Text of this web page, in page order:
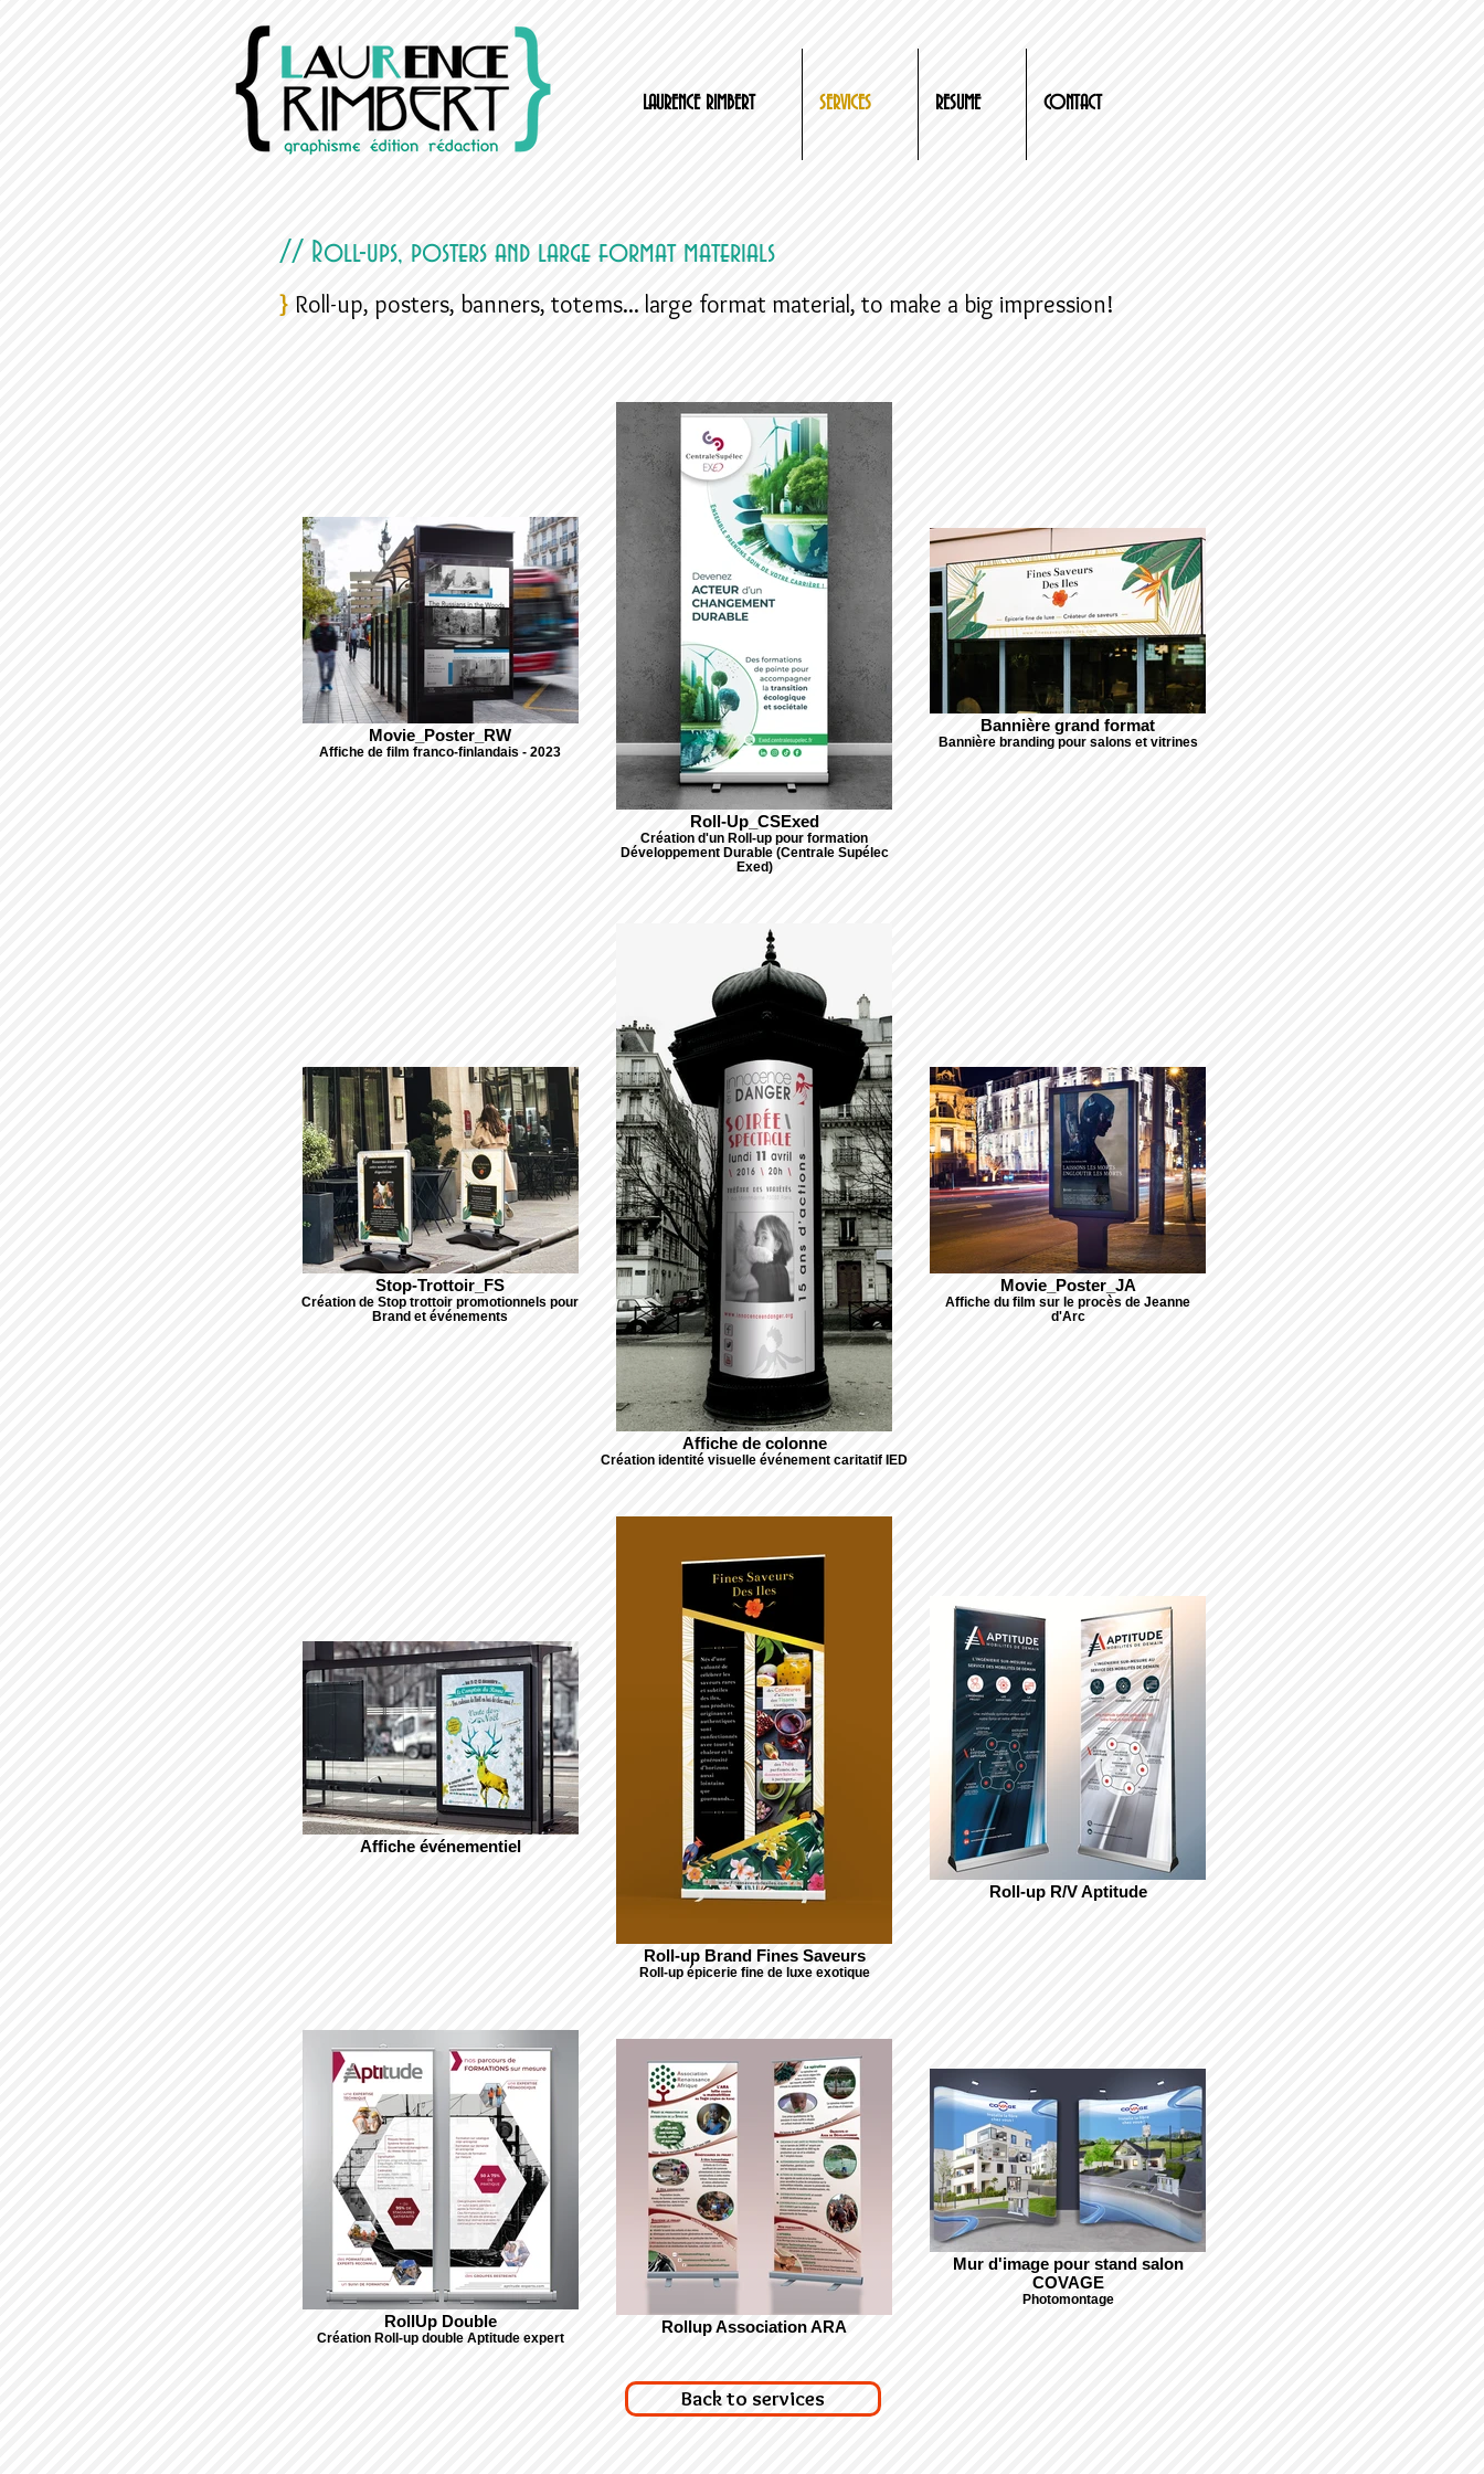
LAURENCE RIMBERT SERVICES RESUME CONTACT
// Roll-ups, posters and large format materials
} Roll-up, posters, banners, totems... large format material, to make a big impression!
Movie_Poster_RW
Affiche de film franco-finlandais - 2023
Roll-Up_CSExed
Création d'un Roll-up pour formation
Développement Durable (Centrale Supélec
Exed)
Bannière grand format
Bannière branding pour salons et vitrines
Stop-Trottoir_FS
Création de Stop trottoir promotionnels pour
Brand et événements
Affiche de colonne
Création identité visuelle événement caritatif IED
Movie_Poster_JA
Affiche du film sur le procès de Jeanne
d'Arc
Affiche événementiel
Roll-up Brand Fines Saveurs
Roll-up épicerie fine de luxe exotique
Roll-up R/V Aptitude
RollUp Double
Création Roll-up double Aptitude expert
Rollup Association ARA
Mur d'image pour stand salon
COVAGE
Photomontage
Back to services